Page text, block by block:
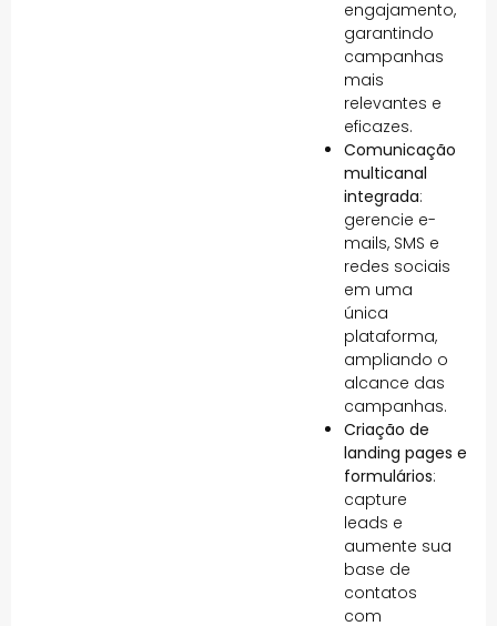
engajamento,
garantindo
campanhas
mais
relevantes e
eficazes.
Comunicação
multicanal
integrada:
gerencie e-
mails, SMS e
redes sociais
em uma
única
plataforma,
ampliando o
alcance das
campanhas.
Criação de
landing pages e
formulários:
capture
leads e
aumente sua
base de
contatos
com